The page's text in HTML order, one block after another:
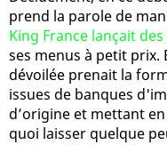
prend la parole de
King France lançait
ses menus à petit prix.
dévoilée prenait la
issues de banques
d’origine et mettant
quoi laisser quelque